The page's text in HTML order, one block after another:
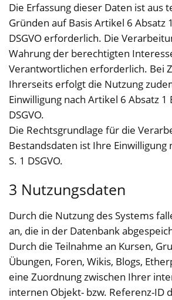
Die Erfassung dieser Daten ist aus
Gründen auf Basis Artikel 6 Absatz
DSGVO erforderlich. Die
Wahrung der berechtigten
Verantwortlichen erforderlich. Bei
Ihrerseits erfolgt die Nutzung
Einwilligung nach Artikel 6 Absatz 1
DSGVO.
Die Rechtsgrundlage für die
Bestandsdaten ist Ihre Einwilligung
S. 1 DSGVO.
3 Nutzungsdaten
Durch die Nutzung des Systems
an, die in der Datenbank
Durch die Teilnahme an Kursen,
Übungen, Foren, Wikis, Blogs,
eine Zuordnung zwischen Ihrer
internen Objekt- bzw. Referenz-ID